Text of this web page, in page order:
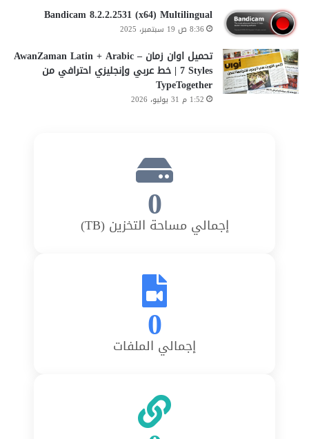
Bandicam 8.2.2.2531 (x64) Multilingual
8:36 ص 19 سبتمبر، 2025
تحميل اوان زمان AwanZaman Latin + Arabic –
7 Styles | خط عربي وإنجليزي احترافي من
TypeTogether
1:52 م 31 يوليو، 2026
0
إجمالي مساحة التخزين (TB)
0
إجمالي الملفات